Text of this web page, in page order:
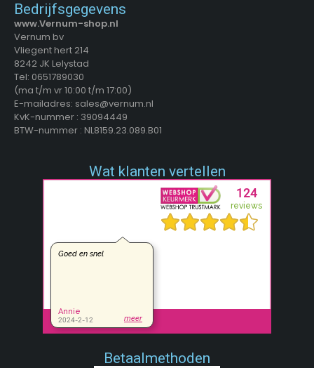
Bedrijfsgegevens
www.Vernum-shop.nl
Vernum bv
Vliegent hert 214
8242 JK Lelystad
Tel: 0651789030
(ma t/m vr 10:00 t/m 17:00)
E-mailadres: sales@vernum.nl
KvK-nummer : 39094449
BTW-nummer : NL8159.23.089.B01
Wat klanten vertellen
Betaalmethoden